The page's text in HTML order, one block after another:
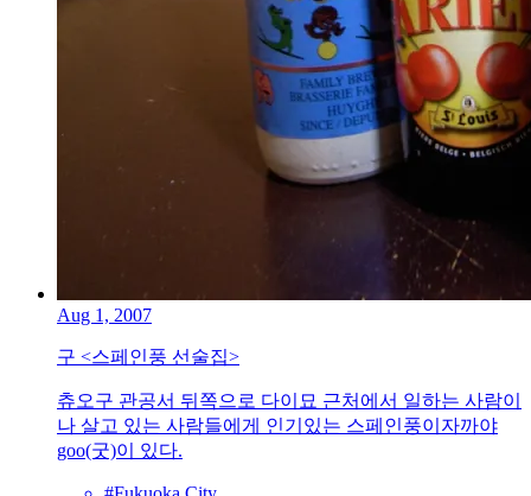
Aug 1, 2007
구 <스페인풍 선술집>
츄오구 관공서 뒤쪽으로 다이묘 근처에서 일하는 사람이
나 살고 있는 사람들에게 인기있는 스페인풍이자까야
goo(굿)이 있다.